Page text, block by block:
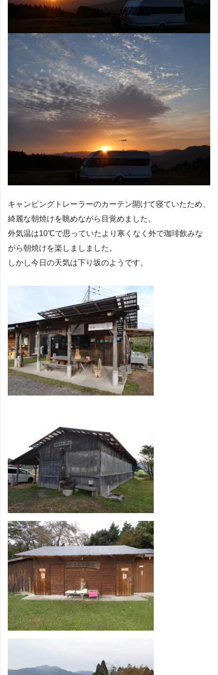
キャンピングトレーラーのカーテン開けて寝ていたため、
綺麗な朝焼けを眺めながら目覚めました。
外気温は10℃で思っていたより寒くなく外で珈琲飲みな
がら朝焼けを楽しましました。
しかし今日の天気は下り坂のようです。